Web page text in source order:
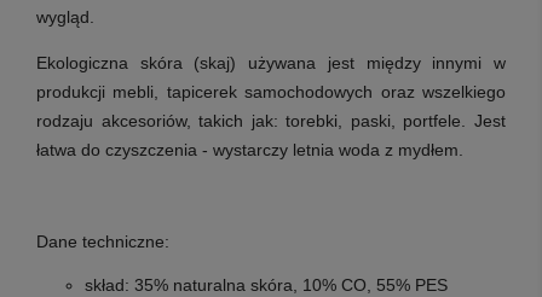
wygląd.
Ekologiczna skóra (skaj) używana jest między innymi w
produkcji mebli, tapicerek samochodowych oraz wszelkiego
rodzaju akcesoriów, takich jak: torebki, paski, portfele. Jest
łatwa do czyszczenia - wystarczy letnia woda z mydłem.
Dane techniczne:
skład: 35% naturalna skóra, 10% CO, 55% PES